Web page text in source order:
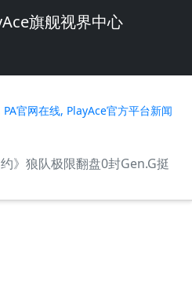
旗舰视界中心
官网在线, PlayAce官方平台新闻
》狼队极限翻盘0封Gen.G挺